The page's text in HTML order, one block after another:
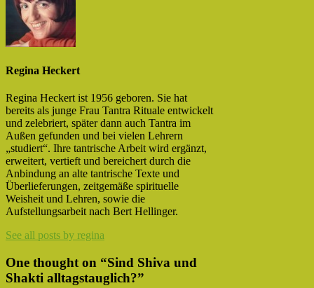
Regina Heckert
Regina Heckert ist 1956 geboren. Sie hat
bereits als junge Frau Tantra Rituale entwickelt
und zelebriert, später dann auch Tantra im
Außen gefunden und bei vielen Lehrern
„studiert“. Ihre tantrische Arbeit wird ergänzt,
erweitert, vertieft und bereichert durch die
Anbindung an alte tantrische Texte und
Überlieferungen, zeitgemäße spirituelle
Weisheit und Lehren, sowie die
Aufstellungsarbeit nach Bert Hellinger.
See all posts by regina
One thought on “Sind Shiva und
Shakti alltagstauglich?”